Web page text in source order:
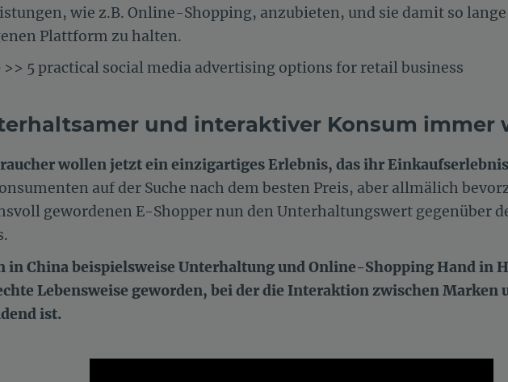
wie z.B. Online-Shopping, anzubieten, und sie damit so
Plattform zu halten.
>> 5 practical social media advertising options for retail business
und interaktiver Konsum immer
wollen jetzt ein einzigartiges Erlebnis, das ihr
auf der Suche nach dem besten Preis, aber allmälich
gewordenen E-Shopper nun den Unterhaltungswert gegenüber
in China beispielsweise Unterhaltung und Online-Shopping Hand in
Lebensweise geworden, bei der die Interaktion zwischen Marken
ist.